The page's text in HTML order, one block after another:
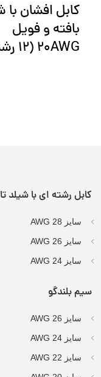
کابل افشان با
بافته و فویل
20AWG (12 رشته)
کابل رشته ای با شیلد
سایز AWG 28
سایز AWG 26
سایز AWG 24
سیم بلندگو
سایز AWG 26
سایز AWG 24
سایز AWG 22